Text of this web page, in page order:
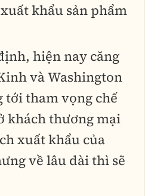
khẩu sản phẩm
hiện nay căng
và Washington
tới tham vọng chế
khách thương mại
xuất khẩu của
về lâu dài thì sẽ